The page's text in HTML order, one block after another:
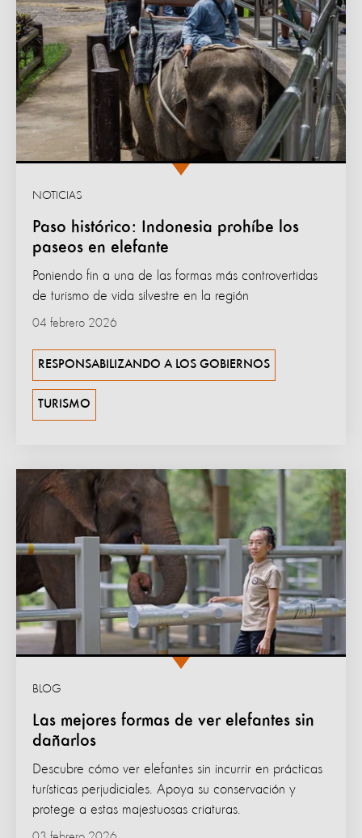
Paso histórico: Indonesia prohíbe los
paseos en elefante
NOTICIAS
Poniendo fin a una de las formas más controvertidas
de turismo de vida silvestre en la región
04 febrero 2026
RESPONSABILIZANDO A LOS GOBIERNOS
TURISMO
Las mejores formas de ver elefantes sin
dañarlos
BLOG
Descubre cómo ver elefantes sin incurrir en prácticas
turísticas perjudiciales. Apoya su conservación y
protege a estas majestuosas criaturas.